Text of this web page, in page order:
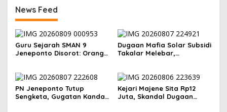
News Feed
Guru Sejarah SMAN 9
Jeneponto Disorot: Orang
Bungkam
Dugaan Mafia Solar Subsidi
Takalar Melebar,
PN Jeneponto Tutup
Sengketa, Gugatan Kandas
Kejari Majene Sita Rp12
Juta, Skandal Dugaan